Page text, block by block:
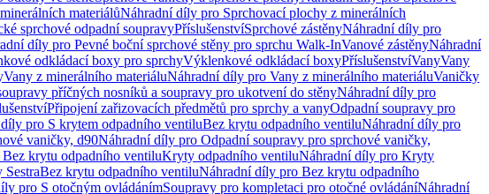
materiálůNáhradní díly pro Sprchovací plochy z minerálních
sprchové odpadní soupravyPříslušenstvíSprchové zástěnyNáhradní díly pro
díly pro Pevné boční sprchové stěny pro sprchu Walk-InVanové zástěnyNáhradní
odkládací boxy pro sprchyVýklenkové odkládací boxyPříslušenstvíVanyVany
Vany z minerálního materiáluNáhradní díly pro Vany z minerálního materiáluVaničky
příčných nosníků a soupravy pro ukotvení do stěnyNáhradní díly pro
Připojení zařizovacích předmětů pro sprchy a vanyOdpadní soupravy pro
pro S krytem odpadního ventiluBez krytu odpadního ventiluNáhradní díly pro
vaničky, d90Náhradní díly pro Odpadní soupravy pro sprchové vaničky,
krytu odpadního ventiluKryty odpadního ventiluNáhradní díly pro Kryty
Bez krytu odpadního ventiluNáhradní díly pro Bez krytu odpadního
pro S otočným ovládánímSoupravy pro kompletaci pro otočné ovládáníNáhradní